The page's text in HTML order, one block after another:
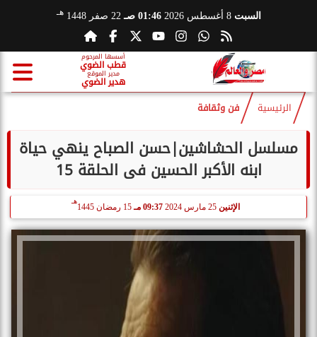
السبت 8 أغسطس 2026 01:46 صـ 22 صفر 1448 هـ
أسسها المرحوم
قطب الضوي
مدير الموقع
هدير الضوي
الرئيسية فن وثقافة
مسلسل الحشاشين|حسن الصباح ينهي حياة
ابنه الأكبر الحسين فى الحلقة 15
الإثنين 09:37 مـ 15 رمضان 1445
هـ